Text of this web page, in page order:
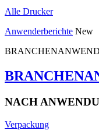
Alle Drucker
Anwenderberichte New
NACH
Verpackung